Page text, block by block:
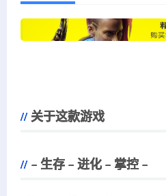
关于这款游戏
– 生存 – 进化 – 掌控 –